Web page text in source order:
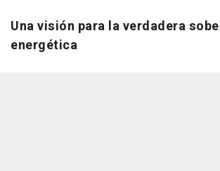
Una visión para la verdadera
energética